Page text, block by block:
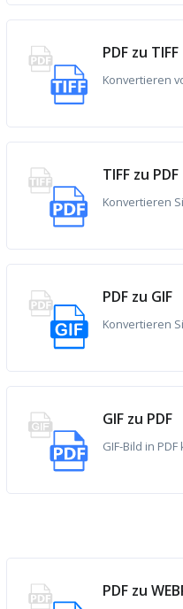
PDF zu TIFF
Konvertieren
TIFF zu PDF
Konvertieren
PDF zu GIF
Konvertieren
GIF zu PDF
GIF-Bild in
PDF zu